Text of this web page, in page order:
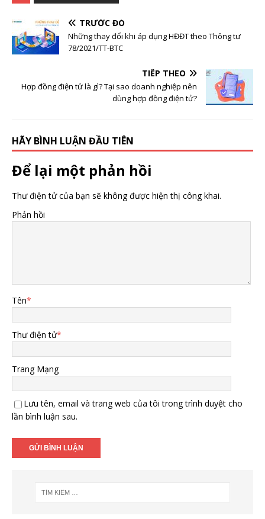
TRƯỚC ĐÓ
Những thay đổi khi áp dụng HĐĐT theo Thông tư
78/2021/TT-BTC
TIẾP THEO
Hợp đồng điện tử là gì? Tại sao doanh nghiệp nên
dùng hợp đồng điện tử?
HÃY BÌNH LUẬN ĐẦU TIÊN
Để lại một phản hồi
Thư điện tử của bạn sẽ không được hiện thị công khai.
Phản hồi
Tên*
Thư điện tử*
Trang Mạng
Lưu tên, email và trang web của tôi trong trình duyệt cho
lần bình luận sau.